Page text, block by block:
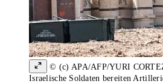
© (c) APA/AFP/YURI
Israelische Soldaten bereiten